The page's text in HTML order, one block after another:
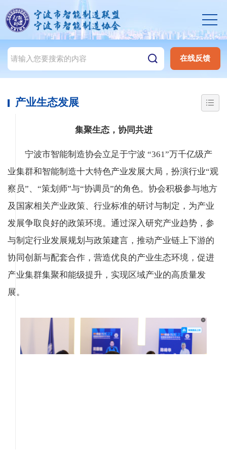
在线反馈
产业生态发展
集聚生态，协同共进
宁波市智能制造协会立足于宁波 “361”万千亿级产
业集群和智能制造十大特色产业发展大局，扮演行业“观
察员”、“策划师”与“协调员”的角色。协会积极参与地方
及国家相关产业政策、行业标准的研讨与制定，为产业
发展争取良好的政策环境。通过深入研究产业趋势，参
与制定行业发展规划与政策建言，推动产业链上下游的
协同创新与配套合作，营造优良的产业生态环境，促进
产业集群集聚和能级提升，实现区域产业的高质量发
展。